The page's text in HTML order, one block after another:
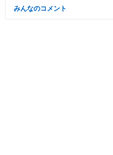
みんなのコメント